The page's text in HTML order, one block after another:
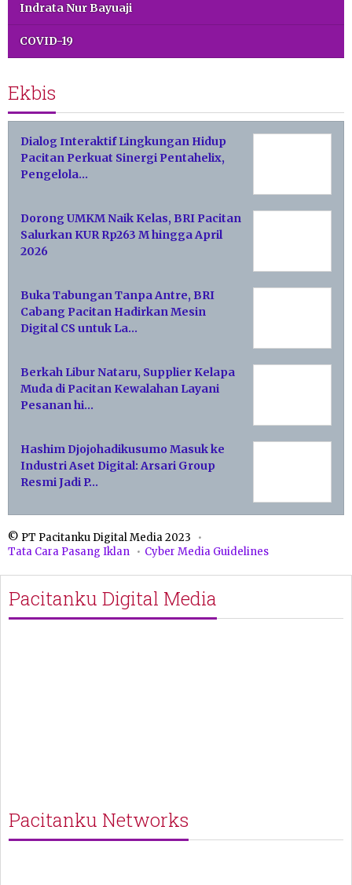
Indrata Nur Bayuaji
COVID-19
Ekbis
Dialog Interaktif Lingkungan Hidup
Pacitan Perkuat Sinergi Pentahelix,
Pengelola…
Dorong UMKM Naik Kelas, BRI Pacitan
Salurkan KUR Rp263 M hingga April
2026
Buka Tabungan Tanpa Antre, BRI
Cabang Pacitan Hadirkan Mesin
Digital CS untuk La…
Berkah Libur Nataru, Supplier Kelapa
Muda di Pacitan Kewalahan Layani
Pesanan hi…
Hashim Djojohadikusumo Masuk ke
Industri Aset Digital: Arsari Group
Resmi Jadi P…
© PT Pacitanku Digital Media 2023
Tata Cara Pasang Iklan
Cyber Media Guidelines
Pacitanku Digital Media
Pacitanku Networks